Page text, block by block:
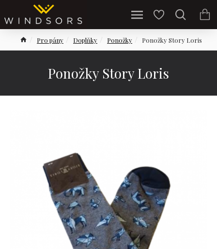
Pro pány Doplňky Ponožky Ponožky Story Loris
Ponožky Story Loris